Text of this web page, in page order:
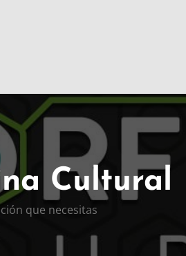
Cultural
que necesitas